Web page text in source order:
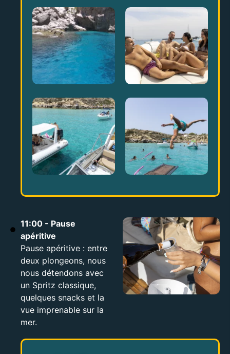
11:00 - Pause
apéritive
Pause apéritive : entre
deux plongeons, nous
nous détendons avec
un Spritz classique,
quelques snacks et la
vue imprenable sur la
mer.